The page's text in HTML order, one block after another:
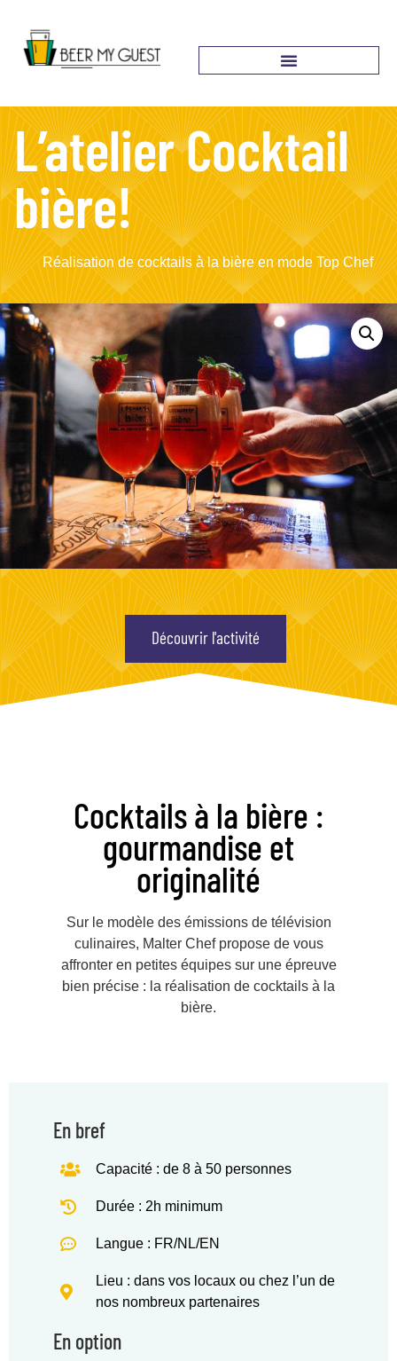
L’atelier Cocktail
bière!
Réalisation de cocktails à la bière en mode Top Chef
Découvrir l'activité
Cocktails à la bière :
gourmandise et
originalité
Sur le modèle des émissions de télévision
culinaires, Malter Chef propose de vous
affronter en petites équipes sur une épreuve
bien précise : la réalisation de cocktails à la
bière.
En bref
Capacité : de 8 à 50 personnes
Durée : 2h minimum
Langue : FR/NL/EN
Lieu : dans vos locaux ou chez l’un de
nos nombreux partenaires
En option